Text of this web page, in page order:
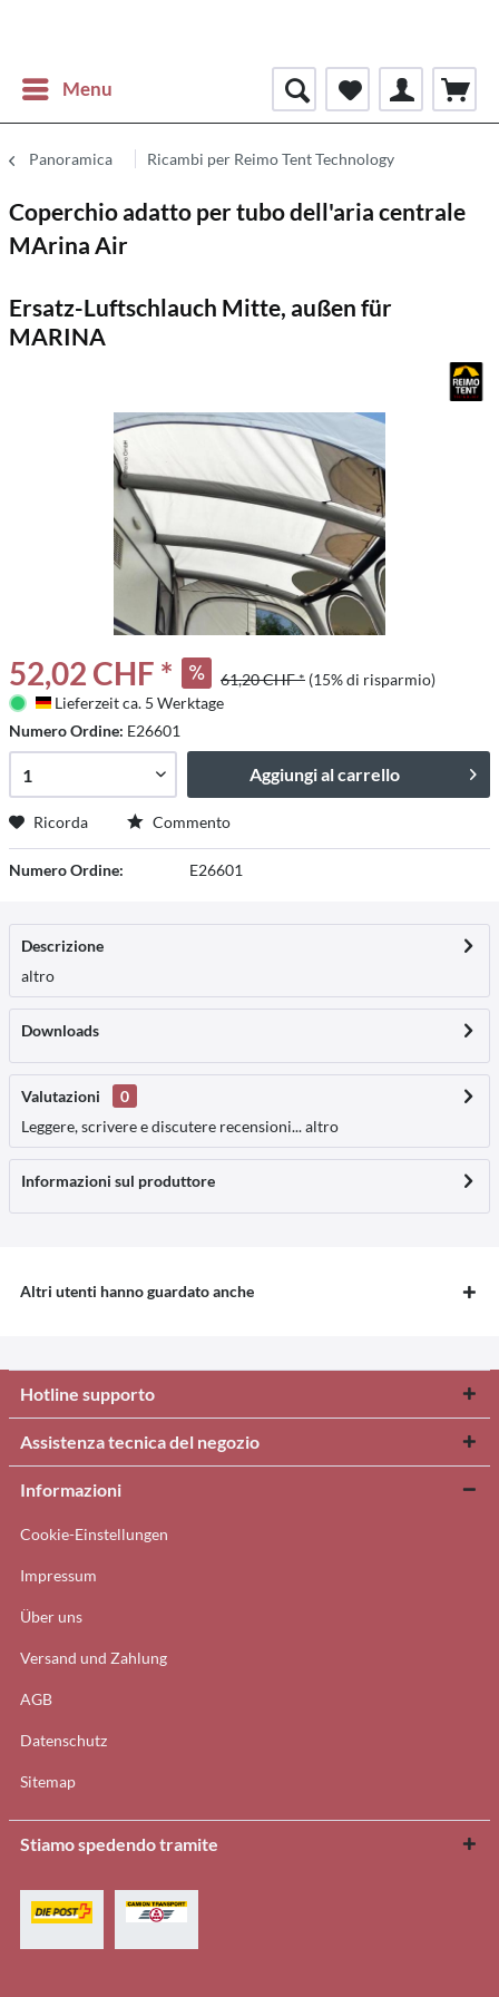
Menu
Panoramica Ricambi per Reimo Tent Technology
Coperchio adatto per tubo dell'aria centrale
MArina Air
Ersatz-Luftschlauch Mitte, außen für
MARINA
52,02 CHF * 61,20 CHF * (15% di risparmio)
Deutschland
Lieferzeit ca. 5 Werktage
Numero Ordine: E26601
Aggiungi al carrello
Ricorda Commento
Numero Ordine: E26601
Descrizione
altro
Downloads
Valutazioni
0
Leggere, scrivere e discutere recensioni...altro
Informazioni sul produttore
Altri utenti hanno guardato anche
Hotline supporto
Assistenza tecnica del negozio
Informazioni
Cookie-Einstellungen
Impressum
Über uns
Versand und Zahlung
AGB
Datenschutz
Sitemap
Stiamo spedendo tramite